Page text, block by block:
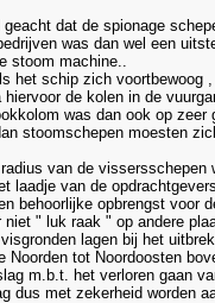
geacht dat de spionage
was dan wel een
stoom machine..
het schip zich voortbewoog
hiervoor de kolen in de
was dan ook op
stoomschepen moesten
van de
laadje van de
behoorlijke opbrengst voor
niet " luk raak " op andere
lagen bij het
Noorden tot Noordoosten
m.b.t. het verloren gaan
dus met zekerheid worden